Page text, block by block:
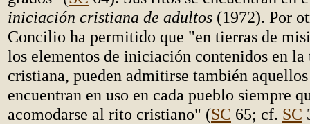
iniciación cristiana de adultos (1972). Por
Concilio ha permitido que "en tierras de
los elementos de iniciación contenidos en
cristiana, pueden admitirse también aquellos
encuentran en uso en cada pueblo siempre
acomodarse al rito cristiano" (SC 65; cf. SC